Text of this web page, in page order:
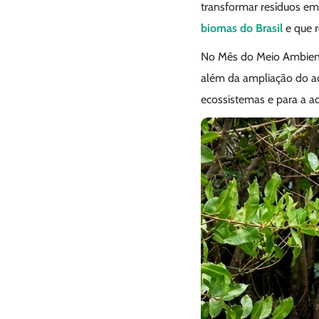
transformar resíduos
biomas do Brasil e que
No Mês do Meio
além da ampliação do
ecossistemas e para a